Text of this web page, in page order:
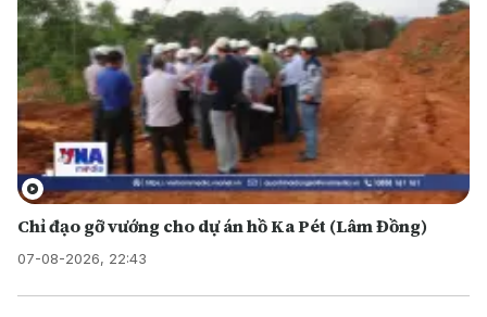
Chỉ đạo gỡ vướng cho dự án hồ Ka Pét (Lâm Đồng)
07-08-2026, 22:43